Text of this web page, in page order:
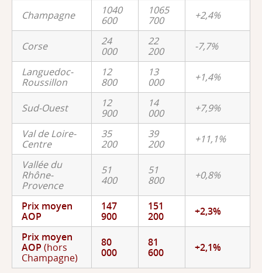
Champagne
1040
600
1065
700
+2,4%
Corse
24
000
22
200
-7,7%
Languedoc-
Roussillon
12
800
13
000
+1,4%
Sud-Ouest
12
900
14
000
+7,9%
Val de Loire-
Centre
35
200
39
200
+11,1%
Vallée du
Rhône-
Provence
51
400
51
800
+0,8%
Prix moyen
AOP
147
900
151
200
+2,3%
Prix moyen
AOP (hors
Champagne)
80
000
81
600
+2,1%